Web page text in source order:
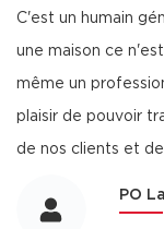
C'est un humain
une maison ce
même un
plaisir de pouvoir
de nos clients et
PO